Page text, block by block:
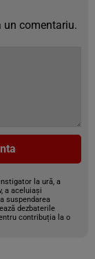
un comentariu.
la ură, a
a aceluiași
suspendarea
dezbaterile
contribuția la o